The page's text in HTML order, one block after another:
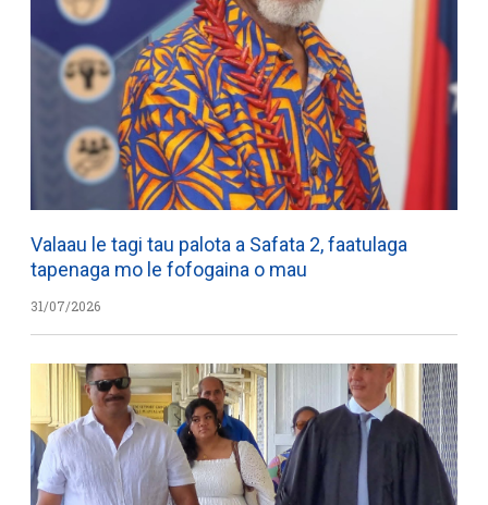
Valaau le tagi tau palota a Safata 2, faatulaga
tapenaga mo le fofogaina o mau
31/07/2026